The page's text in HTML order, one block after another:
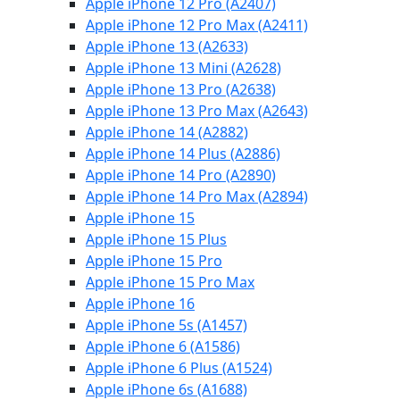
Apple iPhone 12 Pro Max (A2411)
Apple iPhone 13 (A2633)
Apple iPhone 13 Mini (A2628)
Apple iPhone 13 Pro (A2638)
Apple iPhone 13 Pro Max (A2643)
Apple iPhone 14 (A2882)
Apple iPhone 14 Plus (A2886)
Apple iPhone 14 Pro (A2890)
Apple iPhone 14 Pro Max (A2894)
Apple iPhone 15
Apple iPhone 15 Plus
Apple iPhone 15 Pro
Apple iPhone 15 Pro Max
Apple iPhone 16
Apple iPhone 5s (A1457)
Apple iPhone 6 (A1586)
Apple iPhone 6 Plus (A1524)
Apple iPhone 6s (A1688)